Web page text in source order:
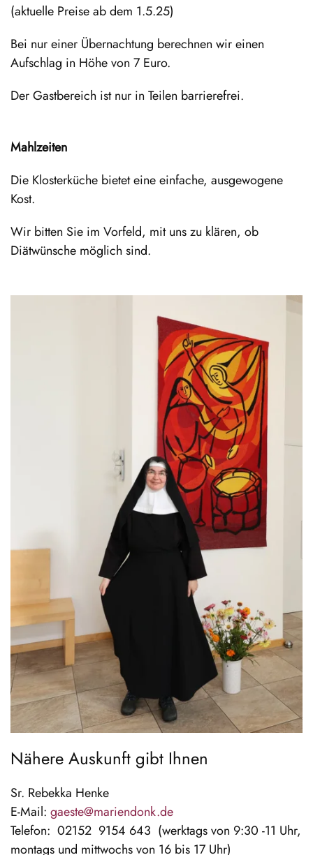
(aktuelle Preise ab dem 1.5.25)
Bei nur einer Übernachtung berechnen wir einen
Aufschlag in Höhe von 7 Euro.
Der Gastbereich ist nur in Teilen barrierefrei.
Mahlzeiten
Die Klosterküche bietet eine einfache, ausgewogene
Kost.
Wir bitten Sie im Vorfeld, mit uns zu klären, ob
Diätwünsche möglich sind.
Nähere Auskunft gibt Ihnen
Sr. Rebekka Henke
E-Mail: gaeste@mariendonk.de
Telefon: 02152 9154 643 (werktags von 9:30 -11 Uhr,
montags und mittwochs von 16 bis 17 Uhr)